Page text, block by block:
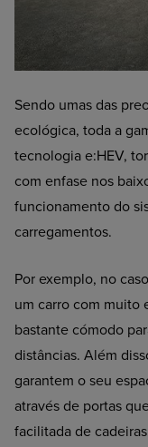
Sendo umas das
ecológica, toda a
tecnologia e:HEV,
com enfase nos
funcionamento do
carregamentos.
Por exemplo, no
um carro com muito
bastante cómodo
distâncias. Além
garantem o seu
através de portas
facilitada de